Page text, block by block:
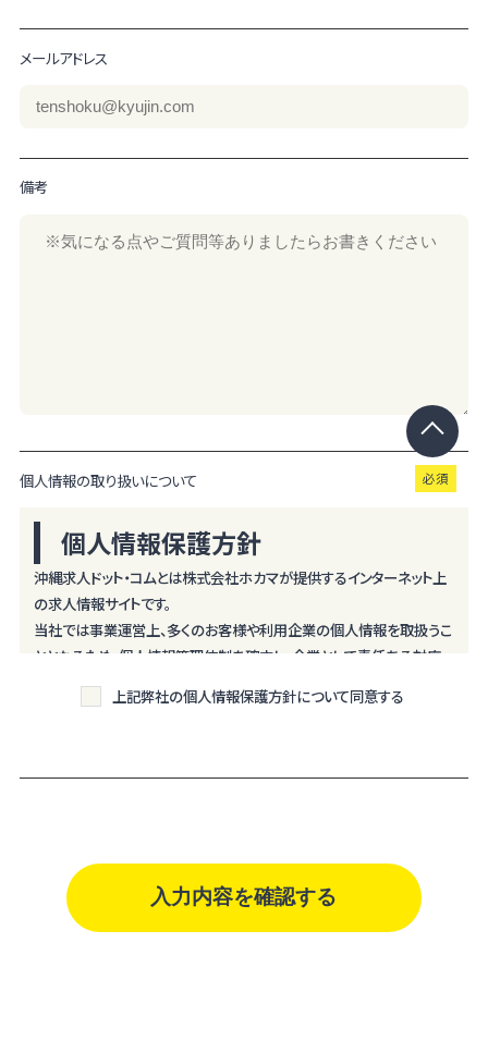
メールアドレス
備考
個人情報の取り扱いについて
個人情報保護方針
沖縄求人ドット・コムとは株式会社ホカマが提供するインターネット上
の求人情報サイトです。
当社では事業運営上、多くのお客様や利用企業の個人情報を取扱うこ
ととなるため、個人情報管理体制を確立し、企業として責任ある対応
を実現するものとします。
個人情報は特定された利用目的の達成に必要な範囲で利用し、目的
個人情報保護に関する法令、国の定める指針、業界規範・慣習、公序良
俗を遵守します。
個人情報の取扱いについて
上記弊社の個人情報保護方針について同意する